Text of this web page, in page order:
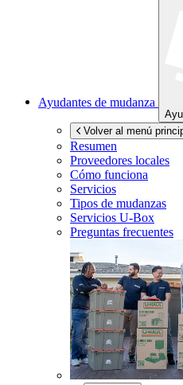
Ayudantes de mudanza
Volver al menú
Resumen
Proveedores locales
Cómo funciona
Servicios
Tipos de mudanzas
Servicios U-Box
Preguntas frecuentes